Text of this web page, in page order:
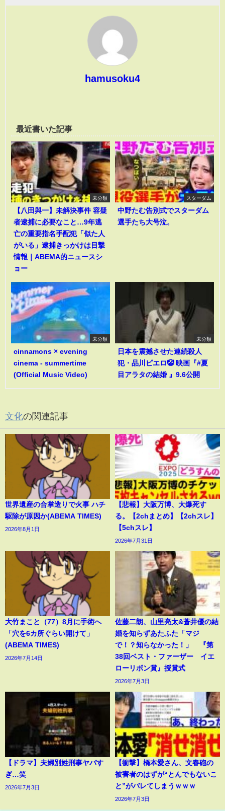
hamusoku4
最近書いた記事
未分類
【八田與一】未解決事件 容疑
者逮捕に必要なこと…9年逃
亡の重要指名手配犯「似た人
がいる」逮捕きっかけは目撃
情報｜ABEMA的ニュースシ
ョー
スターダム
中野たむ告別式でスターダム
選手たち大号泣。
未分類
cinnamons × evening
cinema - summertime
(Official Music Video)
未分類
日本を震撼させた連続殺人
犯・品川ピエロ🤡 映画『#夏
目アラタの結婚 』9.6公開
文化の関連記事
世界遺産の合掌造りで火事 ハチ
駆除が原因か(ABEMA TIMES)
2026年8月1日
【悲報】大阪万博、大爆死す
る。【2chまとめ】【2chスレ】
【5chスレ】
2026年7月31日
大竹まこと（77）8月に手術へ
「穴を6カ所ぐらい開けて」
(ABEMA TIMES)
2026年7月14日
佐藤二朗、山里亮太&蒼井優の結
婚を知らずあたふた「マジ
で！？知らなかった！」 『第
38回ベスト・ファーザー イエ
ローリボン賞』授賞式
2026年7月3日
【ドラマ】夫婦別姓刑事ヤバす
ぎ…笑
2026年7月3日
【衝撃】橋本愛さん、文春砲の
被害者のはずが“とんでもないこ
と”がバレてしまうｗｗｗ
2026年7月3日